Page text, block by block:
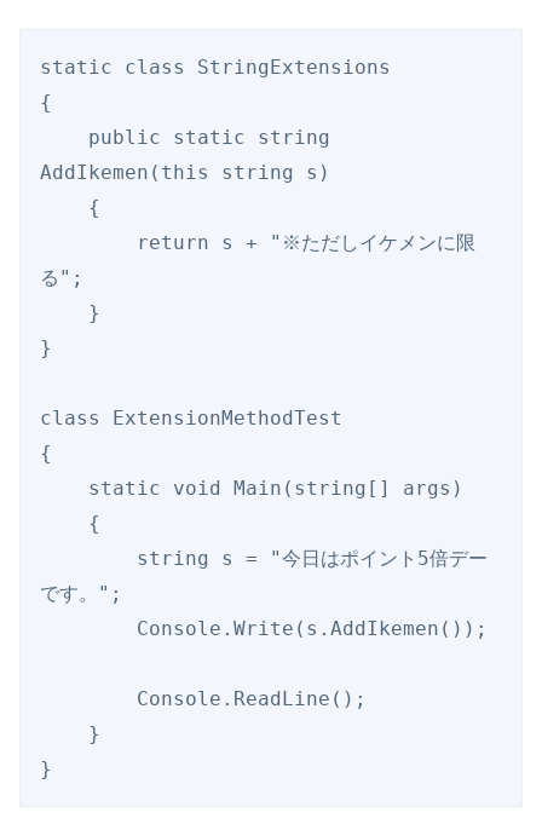
static class StringExtensions
{
AddIkemen(this string s)
る";
}
class ExtensionMethodTest
{
です。";
}